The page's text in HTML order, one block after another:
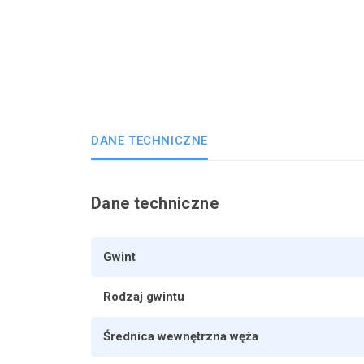
DANE TECHNICZNE
Dane techniczne
Gwint
Rodzaj gwintu
Średnica wewnętrzna węża